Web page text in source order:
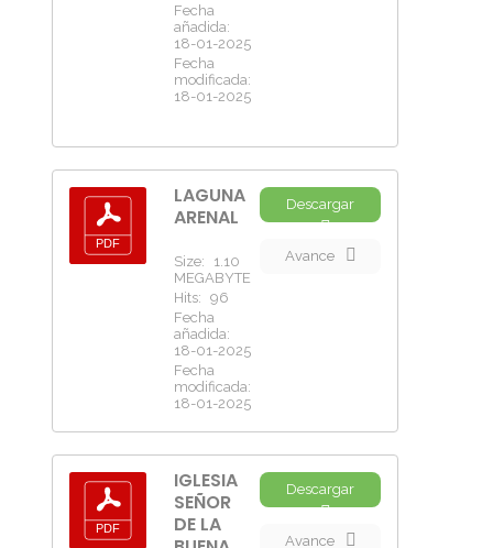
Fecha
añadida:
18-01-2025
Fecha
modificada:
18-01-2025
LAGUNA
ARENAL
Size:
1.10
MEGABYTE
Hits: 96
Fecha
añadida:
18-01-2025
Fecha
modificada:
18-01-2025
Descargar
Avance
IGLESIA
SEÑOR
DE LA
Descargar
Avance